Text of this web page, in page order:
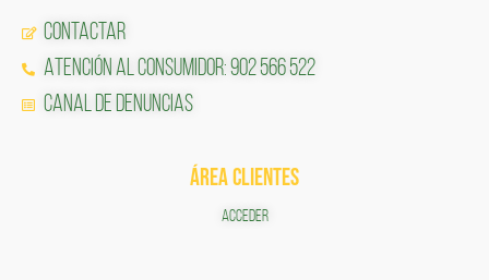
Contactar
Atención al Consumidor: 902 566 522
Canal de Denuncias
ÁREA CLIENTES
ACCEDER